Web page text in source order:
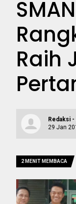
Raih
Redaksi
29 Jan
2 MENIT MEMBACA